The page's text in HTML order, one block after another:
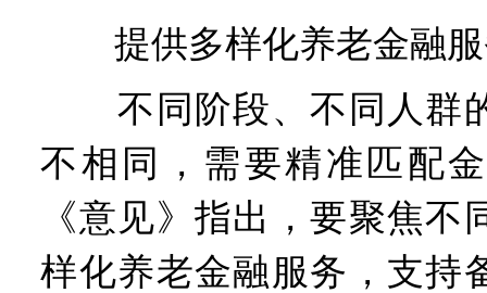
提供多样化养老金融
不同阶段、不同人群
不相同，需要精准匹配
《意见》指出，要聚焦不
样化养老金融服务，支持